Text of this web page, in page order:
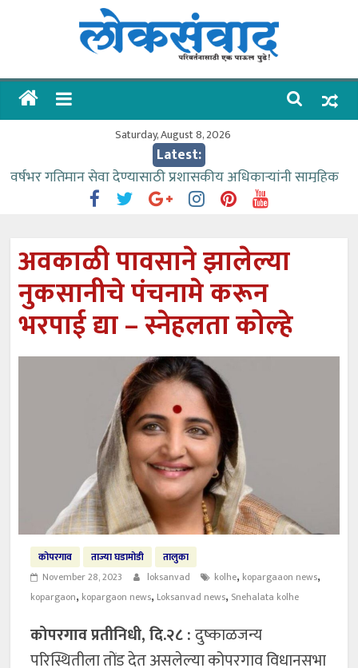
लोकसंवाद
ताज्या
Saturday, August 8, 2026
Latest:
वर्षभर गतिमान सेवा देण्यासाठी प्रशासकीय अधिकाऱ्यांनी सामुहिक
प्रयत्न करावे – आमदार काळे
आत्मामालिक गुरूकूलाचे २२८ विद्यार्थी शिष्यवृत्तीस पात्र
ईच्छा आणि मेहनतीच्या बळावर यश मिळवता येते – शिवप्रसाद
पंडोरे
आमदार आशुतोष काळे यांचा वाढदिवस विविध सामाजिक
उपक्रमांनी साजरा
अवकाळी पावसाने झालेल्या
नुकसानीचे पंचनामे करून
भरपाई द्या – स्नेहलता कोल्हे
कोपरगाव ताज्या घडामोडी
तालुका
November 28, 2023
loksanvad kolhe, kopargaaon news,
kopargaon, kopargaon news, Loksanvad news, Snehalata kolhe
कोपरगाव प्रतीनिधी, दि.२८ :दुष्काळजन्य
परिस्थितीला तोंड देत असलेल्या कोपरगाव विधानसभा